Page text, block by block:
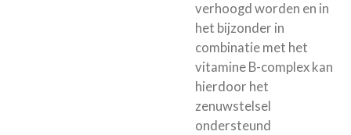
verhoogd worden en in
het bijzonder in
combinatie met het
vitamine B-complex kan
hierdoor het
zenuwstelsel
ondersteund